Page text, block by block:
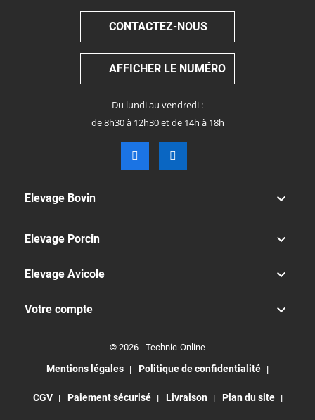
CONTACTEZ-NOUS
AFFICHER LE NUMÉRO
Du lundi au vendredi :
de 8h30 à 12h30 et de 14h à 18h
Elevage Bovin 
Elevage Porcin 
Elevage Avicole 
Votre compte 
© 2026 - Technic-Online
Mentions légales Politique de confidentialité
CGV Paiement sécurisé Livraison Plan du site